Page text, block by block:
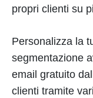
propri clienti su
Personalizza la
segmentazione
email gratuito
clienti tramite